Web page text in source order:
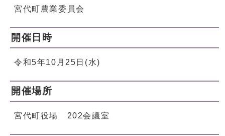
宮代町農業委員会
開催日時
令和5年10月25日(水)
開催場所
宮代町役場 202会議室